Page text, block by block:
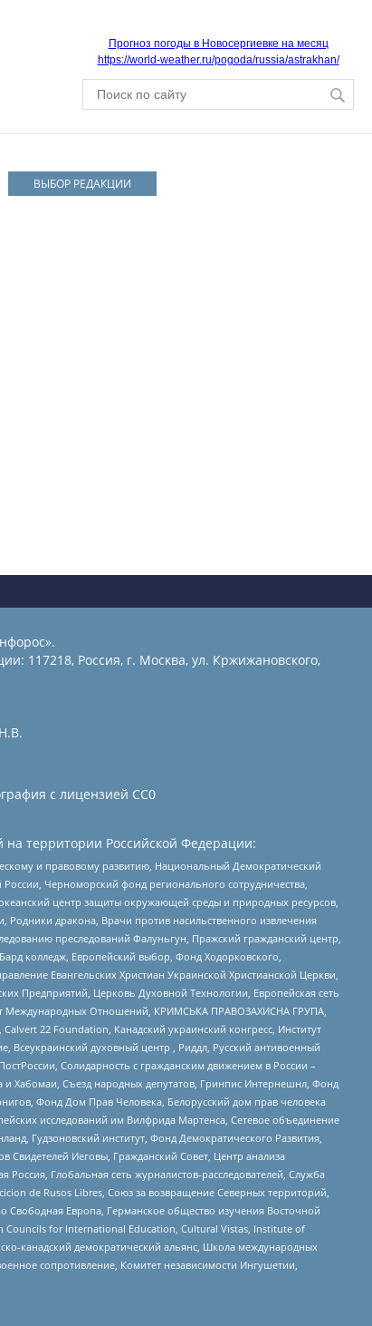
Прогноз погоды в Новосергиевке на месяц
https://world-weather.ru/pogoda/russia/astrakhan/
ВЫБОР РЕДАКЦИИ
117218, Россия, г. Москва, ул. Кржижановского,
с лицензией СС0
территории Российской Федерации:
и правовому развитию, Национальный Демократический
Черноморский фонд регионального сотрудничества,
центр защиты окружающей среды и природных ресурсов,
дракона, Врачи против насильственного извлечения
преследований Фалуньгун, Пражский гражданский центр,
колледж, Европейский выбор, Фонд Ходорковского,
Евангельских Христиан Украинской Христианской Церкви,
Предприятий, Церковь Духовной Технологии, Европейская сеть
Международных Отношений, КРИМСЬКА ПРАВОЗАХИСНА ГРУПА,
22 Foundation, Канадский украинский конгресс, Институт
духовный центр , Риддл, Русский антивоенный
Солидарность с гражданским движением в России –
и Хабомаи, Съезд народных депутатов, Гринпис Интернешнл, Фонд
Фонд Дом Прав Человека, Белорусский дом прав человека
исследований им Вилфрида Мартенса, Сетевое объединение
Гудзоновский институт, Фонд Демократического Развития,
Свидетелей Иеговы, Гражданский Совет, Центр анализа
Глобальная сеть журналистов-расследователей, Служба
de Rusos Libres, Союз за возвращение Северных территорий,
Свободная Европа, Германское общество изучения Восточной
for International Education, Cultural Vistas, Institute of
канадский демократический альянс, Школа международных
сопротивление, Комитет независимости Ингушетии,